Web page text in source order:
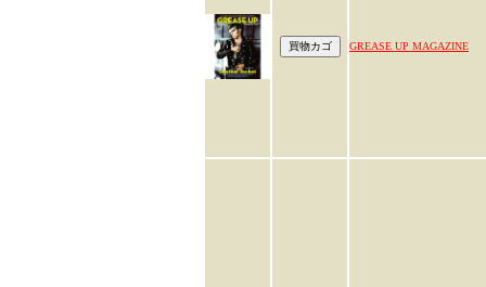
GREASE UP MAGAZINE